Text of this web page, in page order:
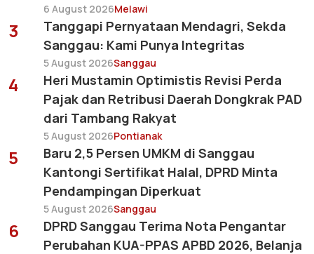
6 August 2026Melawi
3
Tanggapi Pernyataan Mendagri, Sekda
Sanggau: Kami Punya Integritas
5 August 2026Sanggau
4
Heri Mustamin Optimistis Revisi Perda
Pajak dan Retribusi Daerah Dongkrak PAD
dari Tambang Rakyat
5 August 2026Pontianak
5
Baru 2,5 Persen UMKM di Sanggau
Kantongi Sertifikat Halal, DPRD Minta
Pendampingan Diperkuat
5 August 2026Sanggau
6
DPRD Sanggau Terima Nota Pengantar
Perubahan KUA-PPAS APBD 2026, Belanja